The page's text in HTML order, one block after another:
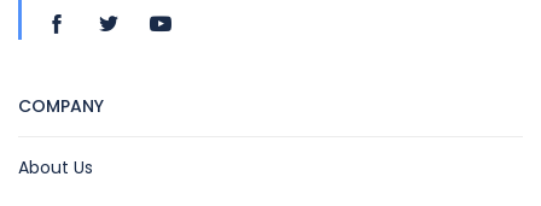
COMPANY
About Us